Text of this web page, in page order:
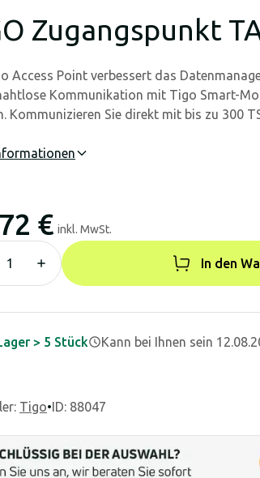
Zugangspunkt
Access Point verbessert das
Kommunikation mit Tigo Smart-
Kommunizieren Sie direkt mit bis zu 300
€ inkl. MwSt.
In den
> 5 Stück Kann bei Ihnen sein
: Tigo•ID: 88047